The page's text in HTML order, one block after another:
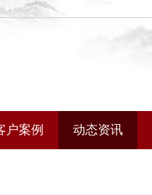
户案例 动态资讯